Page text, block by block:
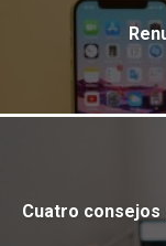
Cuatro